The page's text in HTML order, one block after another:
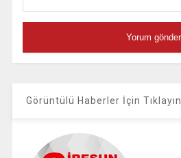
Görüntülü Haberler İçin Tıklayın